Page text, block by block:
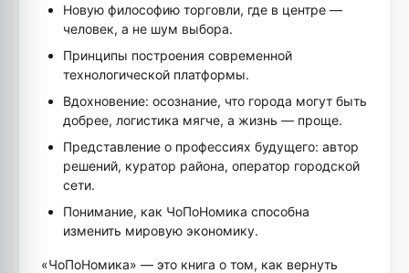
Новую философию торговли, где в центре —
человек, а не шум выбора.
Принципы построения современной
технологической платформы.
Вдохновение: осознание, что города могут быть
добрее, логистика мягче, а жизнь — проще.
Представление о профессиях будущего: автор
решений, куратор района, оператор городской
сети.
Понимание, как ЧоПоНомика способна
изменить мировую экономику.
«ЧоПоНомика» — это книга о том, как вернуть